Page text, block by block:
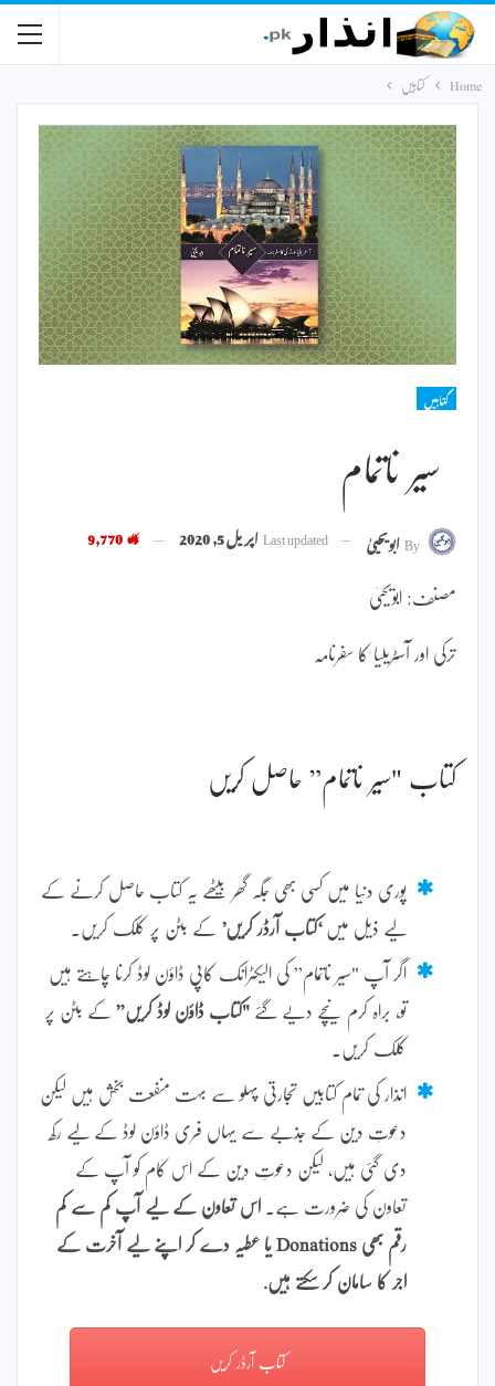
Home کتابیں
کتابیں
سیر ناتمام
Byابویحییٰ Last updatedاپریل 5, 2020
مصنف: ابویحییٰ
ترکی اور آسٹریلیا کا سفرنامہ
کتاب "سیر ناتمام” حاصل کریں
پوری دنیا میں کسی بھی جگہ گھر بیٹھے یہ کتاب حاصل کرنے کے
لیے ذیل میں ‘کتاب آرڈر کریں’ کے بٹن پر کلک کریں۔
اگر آپ "سیر ناتمام” کی الیکٹرانک کاپی ڈاؤن لوڈ کرنا چاہتے ہیں
تو، براہ کرم نیچے دیے گئے "کتاب ڈاؤن لوڈ کریں” کے بٹن پر
کلک کریں۔
انذار کی تمام کتابیں تجارتی پہلو سے بہت منفعت بخش ہیں لیکن
دعوتِ دین کے جذبے سے یہاں فری ڈاؤن لوڈ کے لیے رکھ
دی گئی ہیں، لیکن دعوتِ دین کے اس کام کو آپ کے
تعاون کی ضرورت ہے۔ اس تعاون کے لیے آپ کم سے کم
رقم بھی Donations یا عطیہ دے کر اپنے لیے آخرت کے
اجر کا سامان کر سکتے ہیں.
کتاب آرڈر کریں